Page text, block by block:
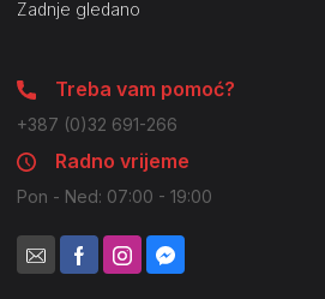
Zadnje gledano
Treba vam pomoć?
+387 (0)32 691-266
Radno vrijeme
Pon - Ned: 07:00 - 19:00